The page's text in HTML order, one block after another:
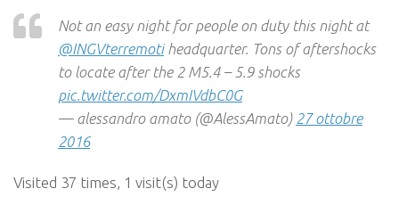
Not an easy night for people on duty this night at
@INGVterremotiheadquarter. Tons of aftershocks
to locate after the 2 M5.4 – 5.9 shocks
pic.twitter.com/DxmIVdbC0G
— alessandro amato (@AlessAmato) 27 ottobre
2016
Visited 37 times, 1 visit(s) today